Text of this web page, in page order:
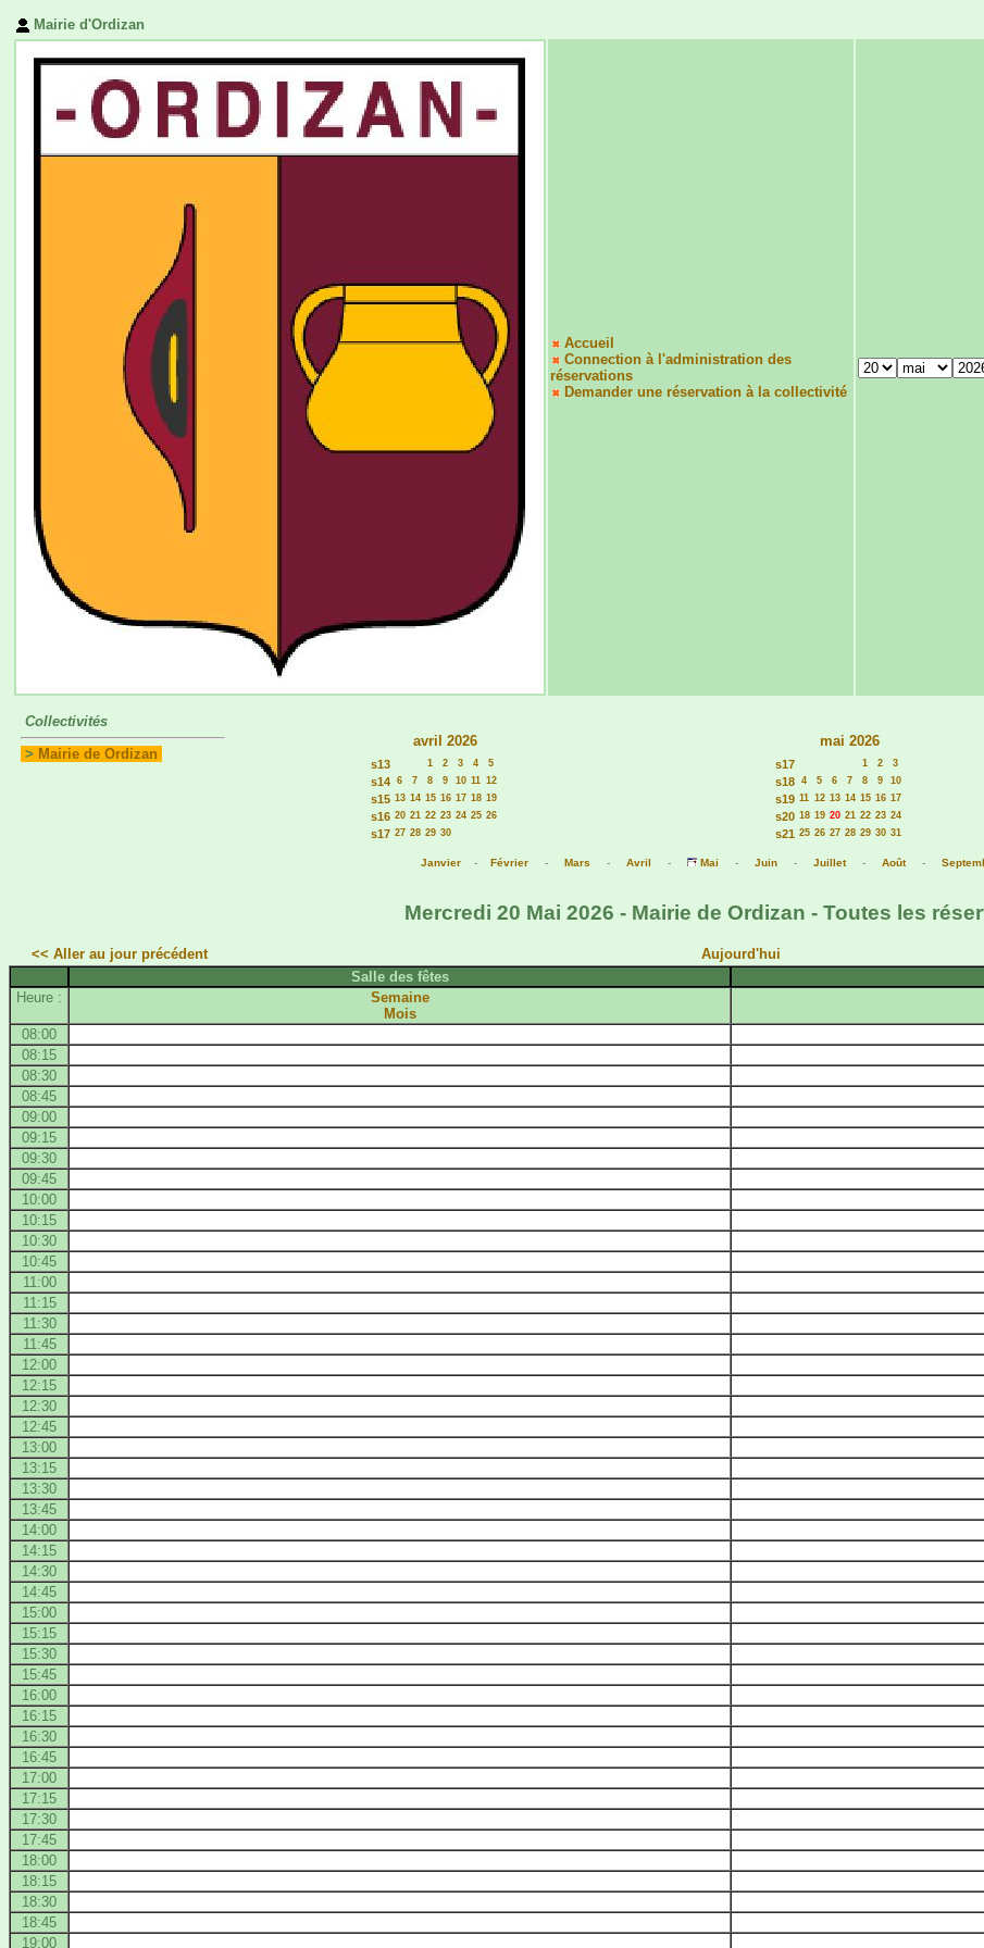
Mairie d'Ordizan
Accueil
Connection à l'administration des
réservations
Demander une réservation à la collectivité
Collectivités
> Mairie de Ordizan
avril 2026
s13 1 2 3 4 5
s14 6 7 8 9 10 11 12
s15 13 14 15 16 17 18 19
s16 20 21 22 23 24 25 26
s17 27 28 29 30
mai 2026
s17 1 2 3
s18 4 5 6 7 8 9 10
s19 11 12 13 14 15 16 17
s20 18 19 20 21 22 23 24
s21 25 26 27 28 29 30 31
Janvier - Février - Mars - Avril - Mai - Juin - Juillet- Août-
Mercredi 20 Mai 2026 - Mairie de Ordizan - Toutes les
<< Aller au jour précédent Aujourd'hui
Salle des fêtes
Heure :
Semaine
Mois
08:00
08:15
08:30
08:45
09:00
09:15
09:30
09:45
10:00
10:15
10:30
10:45
11:00
11:15
11:30
11:45
12:00
12:15
12:30
12:45
13:00
13:15
13:30
13:45
14:00
14:15
14:30
14:45
15:00
15:15
15:30
15:45
16:00
16:15
16:30
16:45
17:00
17:15
17:30
17:45
18:00
18:15
18:30
18:45
19:00